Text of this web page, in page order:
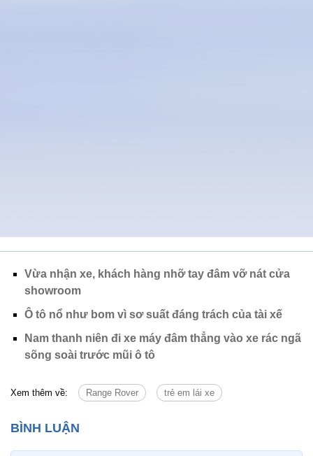
Vừa nhận xe, khách hàng nhỡ tay đâm vỡ nát cửa
showroom
Ô tô nổ như bom vì sơ suất đáng trách của tài xế
Nam thanh niên đi xe máy đâm thẳng vào xe rác ngã
sõng soài trước mũi ô tô
Xem thêm về: Range Rover trẻ em lái xe